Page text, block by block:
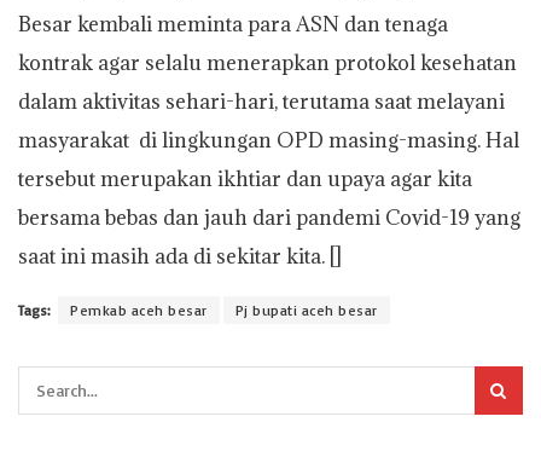
Besar kembali meminta para ASN dan tenaga
kontrak agar selalu menerapkan protokol kesehatan
dalam aktivitas sehari-hari, terutama saat melayani
masyarakat di lingkungan OPD masing-masing. Hal
tersebut merupakan ikhtiar dan upaya agar kita
bersama bebas dan jauh dari pandemi Covid-19 yang
saat ini masih ada di sekitar kita. []
Tags: Pemkab aceh besar Pj bupati aceh besar